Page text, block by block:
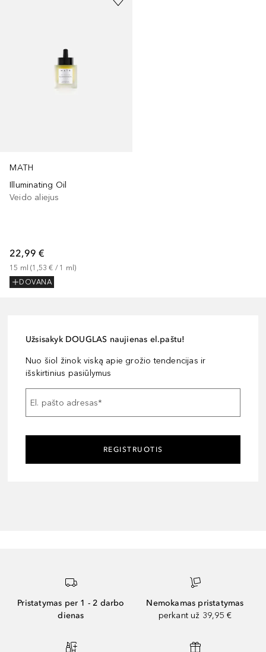
MATH
Illuminating Oil
Veido aliejus
22,99 €
15 ml (1,53 € / 1 ml)
DOVANA
Užsisakyk DOUGLAS naujienas el.paštu!
Nuo šiol žinok viską apie grožio tendencijas ir
išskirtinius pasiūlymus
El. pašto adresas*
REGISTRUOTIS
Pristatymas per 1 - 2 darbo
dienas
Nemokamas pristatymas
perkant už 39,95 €